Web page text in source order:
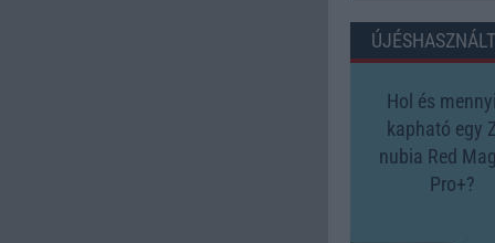
Hol és
kapható egy
nubia Red
Pro+?